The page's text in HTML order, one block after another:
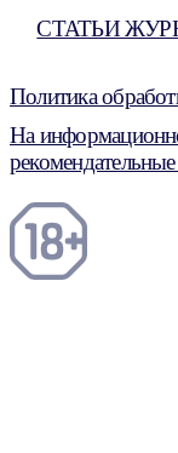
СТАТЬИ
Политика
На